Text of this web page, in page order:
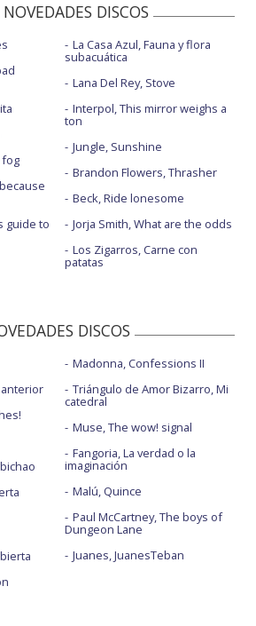
NOVEDADES DISCOS
fog
guide to
La Casa Azul, Fauna y flora
subacuática
Lana Del Rey, Stove
Interpol, This mirror weighs a
ton
Jungle, Sunshine
Brandon Flowers, Thrasher
Beck, Ride lonesome
Jorja Smith, What are the odds
Los Zigarros, Carne con
patatas
DISCOS
Madonna, Confessions II
Triángulo de Amor Bizarro, Mi
catedral
Muse, The wow! signal
Fangoria, La verdad o la
imaginación
Malú, Quince
Paul McCartney, The boys of
Dungeon Lane
Juanes, JuanesTeban